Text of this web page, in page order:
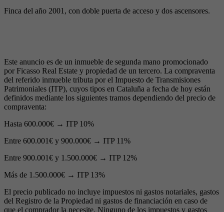
Finca del año 2001, con doble puerta de acceso y dos ascensores.
Este anuncio es de un inmueble de segunda mano promocionado
por Ficasso Real Estate y propiedad de un tercero. La compraventa
del referido inmueble tributa por el Impuesto de Transmisiones
Patrimoniales (ITP), cuyos tipos en Cataluña a fecha de hoy están
definidos mediante los siguientes tramos dependiendo del precio de
compraventa:
Hasta 600.000€ → ITP 10%
Entre 600.001€ y 900.000€ → ITP 11%
Entre 900.001€ y 1.500.000€ → ITP 12%
Más de 1.500.000€ → ITP 13%
El precio publicado no incluye impuestos ni gastos notariales, gastos
del Registro de la Propiedad ni gastos de financiación en caso de
que el comprador la necesite. Ninguno de los impuestos y gastos